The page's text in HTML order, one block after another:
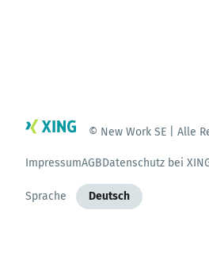
© New Work SE | Alle
ImpressumAGBDatenschutz bei
Sprache Deutsch